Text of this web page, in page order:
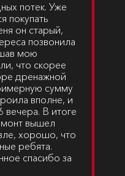
потек. Уже
покупать
он старый,
позвонила
мою
что скорее
дренажной
сумму
вполне, и
вечера. В итоге
вышел
хорошо, что
ребята.
спасибо за